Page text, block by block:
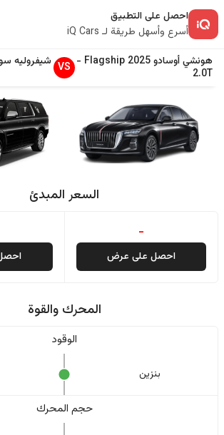
احصل على التطبيق
أسرع وأسهل طريقة لـ iQ Cars
هونشيأوسادو2025
Flagship
-
2.0T
VS شيفروليه
السعر المبدئ
-
احصل على عرض
المحرك والقوة
الوقود
بنزين
حجم المحرك